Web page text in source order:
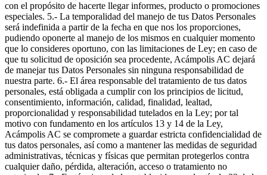
con el propósito de hacerte llegar informes, producto o promociones
especiales. 5.- La temporalidad del manejo de tus Datos Personales
será indefinida a partir de la fecha en que nos los proporciones,
pudiendo oponerte al manejo de los mismos en cualquier momento
que lo consideres oportuno, con las limitaciones de Ley; en caso de
que tu solicitud de oposición sea procedente, Acámpolis AC dejará
de manejar tus Datos Personales sin ninguna responsabilidad de
nuestra parte. 6.- El área responsable del tratamiento de tus datos
personales, está obligada a cumplir con los principios de licitud,
consentimiento, información, calidad, finalidad, lealtad,
proporcionalidad y responsabilidad tutelados en la Ley; por tal
motivo con fundamento en los artículos 13 y 14 de la Ley,
Acámpolis AC se compromete a guardar estricta confidencialidad de
tus datos personales, así como a mantener las medidas de seguridad
administrativas, técnicas y físicas que permitan protegerlos contra
cualquier daño, pérdida, alteración, acceso o tratamiento no